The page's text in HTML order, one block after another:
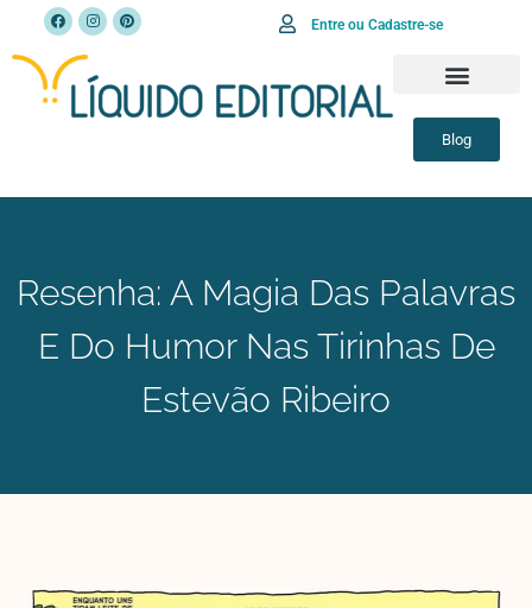
Entre ou Cadastre-se
Blog
Resenha: A Magia Das Palavras
E Do Humor Nas Tirinhas De
Estevão Ribeiro